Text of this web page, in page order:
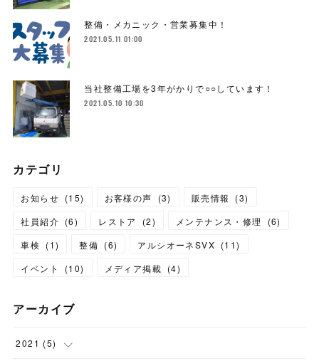
整備・メカニック・営業募集中！
2021.05.11 01:00
当社整備工場を3年がかりで○○しています！
2021.05.10 10:30
カテゴリ
お知らせ (15) お客様の声 (3) 販売情報 (3)
社員紹介 (6) レストア (2) メンテナンス・修理 (6)
車検
(1) 整備 (6) アルシオーネSVX (11)
イベント
(10) メディア掲載 (4)
アーカイブ
2021 (5)